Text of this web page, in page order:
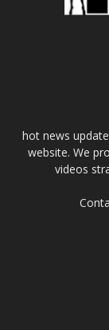
hot news
website. We
videos